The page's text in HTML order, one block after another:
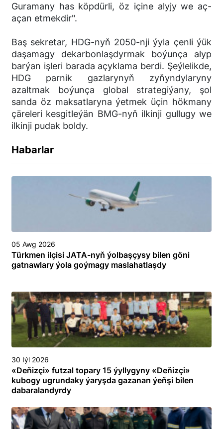
Guramany has köpdürli, öz içine alyjy we aç-
açan etmekdir".
Baş sekretar, HDG-nyň 2050-nji ýyla çenli ýük
daşamagy dekarbonlaşdyrmak boýunça alyp
barýan işleri barada açyklama berdi. Şeýlelikde,
HDG parnik gazlarynyň zyňyndylaryny
azaltmak boýunça global strategiýany, şol
sanda öz maksatlaryna ýetmek üçin hökmany
çäreleri kesgitleýän BMG-nyň ilkinji gullugy we
ilkinji pudak boldy.
Habarlar
05 Awg 2026
Türkmen ilçisi JATA-nyň ýolbaşçysy bilen göni
gatnawlary ýola goýmagy maslahatlaşdy
30 Iýl 2026
«Deňizçi» futzal topary 15 ýyllygyny «Deňizçi»
kubogy ugrundaky ýaryşda gazanan ýeňşi bilen
dabaralandyrdy